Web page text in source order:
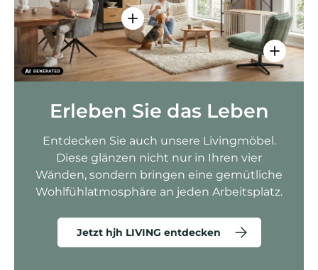
Einzelheiten anzeigen - Sitzolo 2
Erleben Sie das Leben
Entdecken Sie auch unsere Livingmöbel.
Diese glänzen nicht nur in Ihren vier
Wänden, sondern bringen eine gemütliche
Wohlfühlatmosphäre an jeden Arbeitsplatz.
Jetzt hjh LIVING entdecken